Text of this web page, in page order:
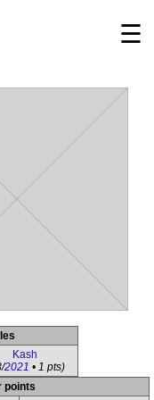
☰
Kash
2021 • 1 pts)
points